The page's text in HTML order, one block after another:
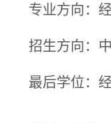
专业方向：
招生方向：
最后学位：